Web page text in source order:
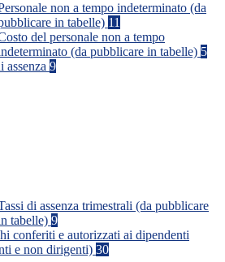
non a tempo indeterminato (da
in tabelle) 11
del personale non a tempo
(da pubblicare in tabelle) 5
assenza 9
di assenza trimestrali (da pubblicare
tabelle) 9
conferiti e autorizzati ai dipendenti
e non dirigenti) 30